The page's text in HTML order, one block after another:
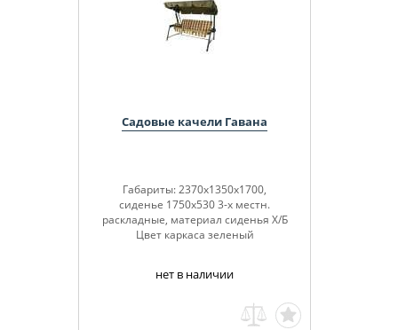
Садовые качели Гавана
Габариты: 2370х1350х1700,
сиденье 1750х530 3-х местн.
раскладные, материал сиденья Х/Б
Цвет каркаса зеленый
нет в наличии